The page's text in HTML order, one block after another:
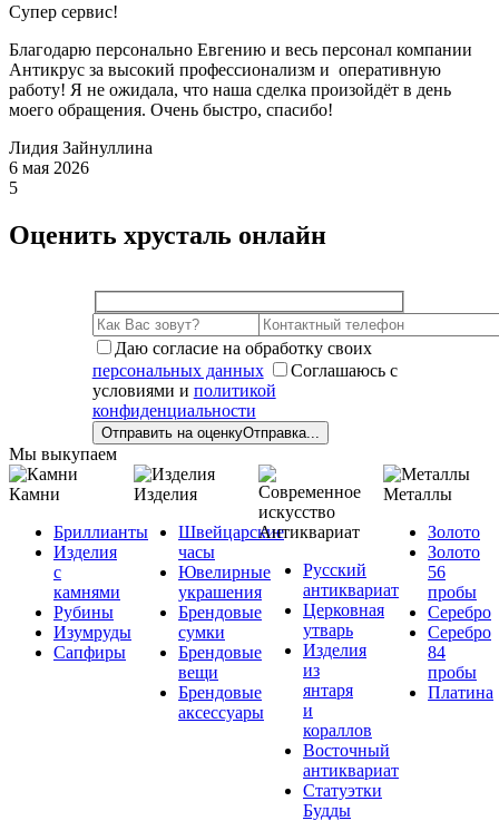
Супер сервис!
Благодарю персонально Евгению и весь персонал компании
Антикрус за высокий профессионализм и оперативную
работу! Я не ожидала, что наша сделка произойдёт в день
моего обращения. Очень быстро, спасибо!
Лидия Зайнуллина
6 мая 2026
5
Оценить хрусталь онлайн
Даю согласие на обработку своих
персональных данных
Соглашаюсь с
условиями и политикой
конфиденциальности
Отправить на оценкуОтправка...
Мы выкупаем
Камни
Бриллианты
Изделия
с
камнями
Рубины
Изумруды
Сапфиры
Изделия
Швейцарские
часы
Ювелирные
украшения
Брендовые
сумки
Брендовые
вещи
Брендовые
аксессуары
Антиквариат
Русский
антиквариат
Церковная
утварь
Изделия
из
янтаря
и
кораллов
Восточный
антиквариат
Статуэтки
Будды
Металлы
Золото
Золото
56
пробы
Серебро
Серебро
84
пробы
Платина